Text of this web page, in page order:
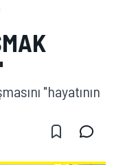
"hayatının